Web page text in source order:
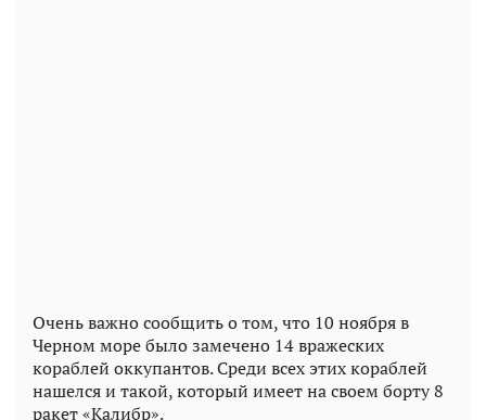
Очень важно сообщить о том, что 10 ноября в
Черном море было замечено 14 вражеских
кораблей оккупантов. Среди всех этих кораблей
нашелся и такой, который имеет на своем борту 8
ракет «Калибр».